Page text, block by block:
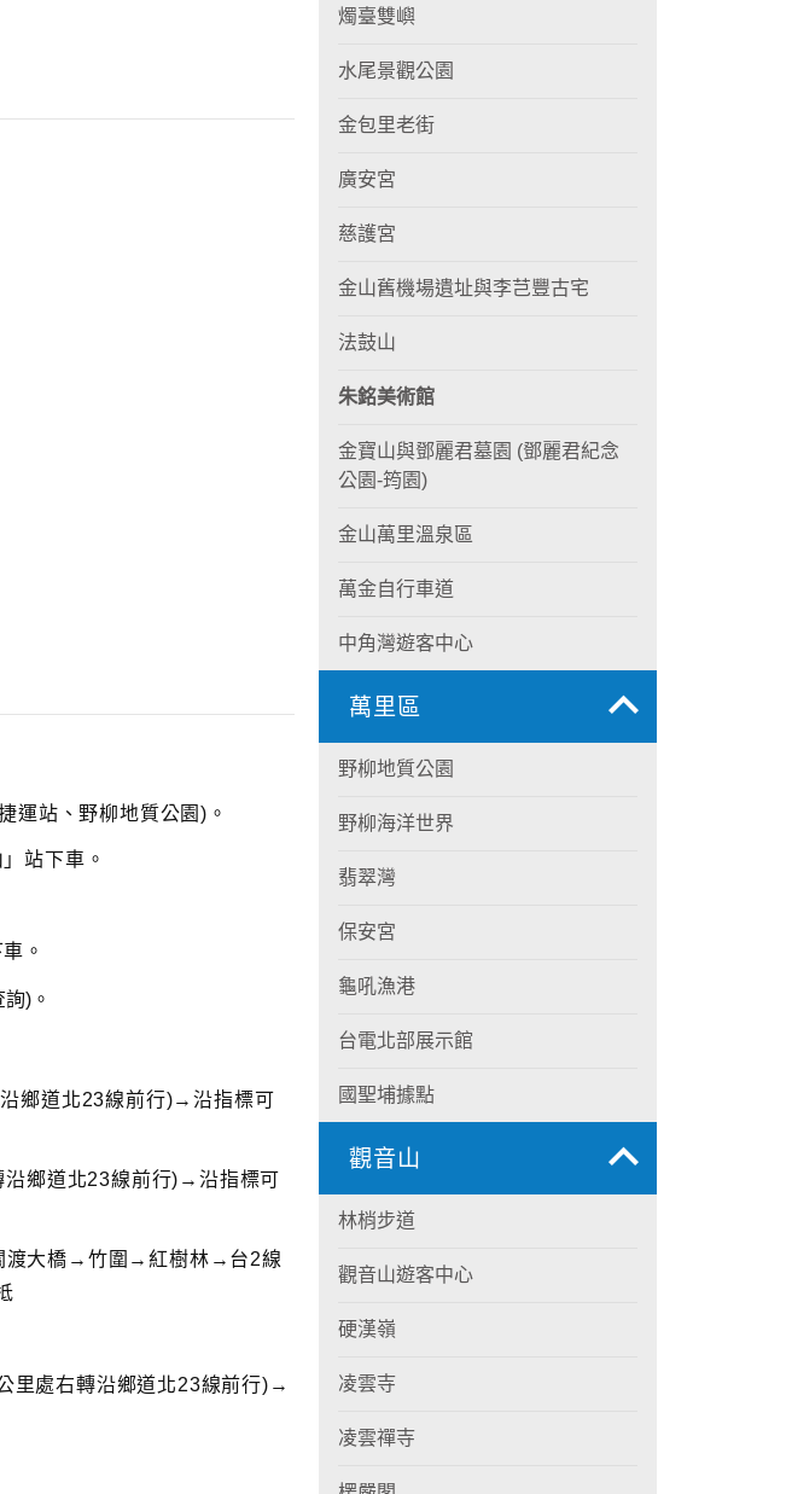
運站、野柳地質公園)。
站下車。
。
)。
鄉道北23線前行)→沿指標可
鄉道北23線前行)→沿指標可
渡大橋→竹圍→紅樹林→台2線
處右轉沿鄉道北23線前行)→
燭臺雙嶼
水尾景觀公園
金包里老街
廣安宮
慈護宮
金山舊機場遺址與李芑豐古宅
法鼓山
朱銘美術館
金寶山與鄧麗君墓園 (鄧麗君紀念
公園-筠園)
金山萬里溫泉區
萬金自行車道
中角灣遊客中心
萬里區
野柳地質公園
野柳海洋世界
翡翠灣
保安宮
龜吼漁港
台電北部展示館
國聖埔據點
觀音山
林梢步道
觀音山遊客中心
硬漢嶺
凌雲寺
凌雲禪寺